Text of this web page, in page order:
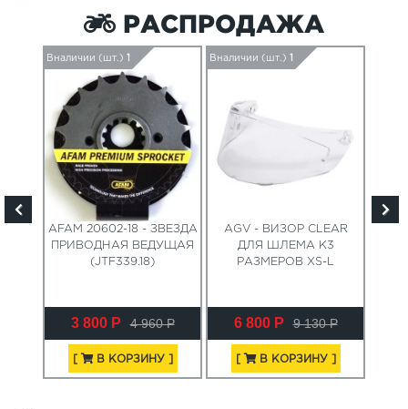
РАСПРОДАЖА
Вналичии (шт.)
AFAM 20602-18 - ЗВЕЗДА
ПРИВОДНАЯ ВЕДУЩАЯ
(JTF339.18)
3 800 Р 4 960 Р
В КОРЗИНУ ]
Вналичии (шт.)
AGV - ВИЗОР CLEAR
ДЛЯ ШЛЕМА K3
РАЗМЕРОВ XS-L
6 800 Р 9 130 Р
В КОРЗИНУ ]